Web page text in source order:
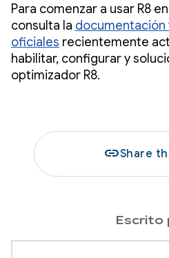
Para comenzar a usar R8
consulta la documentación
oficiales recientemente
habilitar, configurar y
optimizador R8.
linkShare
Escrito